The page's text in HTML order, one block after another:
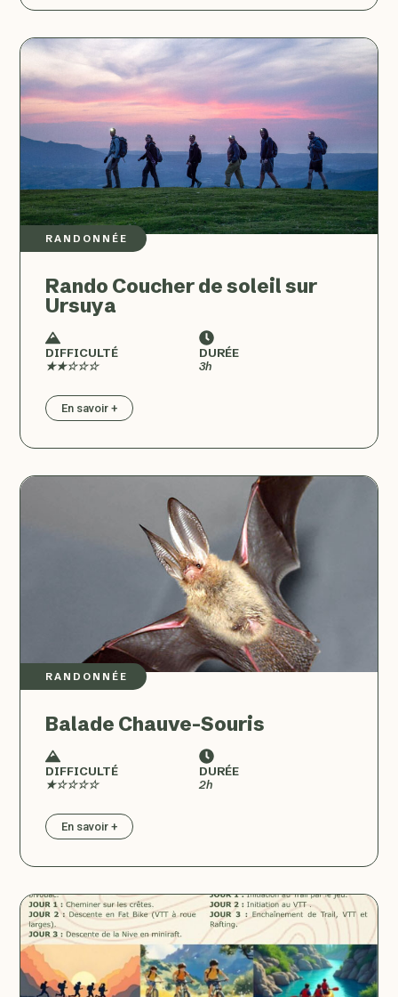
RANDONNÉE
Rando Coucher de soleil sur
Ursuya
DIFFICULTÉ
★★☆☆☆
DURÉE
3h
En savoir +
RANDONNÉE
Balade Chauve-Souris
DIFFICULTÉ
★☆☆☆☆
DURÉE
2h
En savoir +